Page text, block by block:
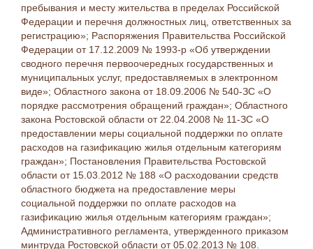
пребывания и месту жительства в пределах Российской
Федерации и перечня должностных лиц, ответственных за
регистрацию»; Распоряжения Правительства Российской
Федерации от 17.12.2009 № 1993-р «Об утверждении
сводного перечня первоочередных государственных и
муниципальных услуг, предоставляемых в электронном
виде»; Областного закона от 18.09.2006 № 540-ЗС «О
порядке рассмотрения обращений граждан»; Областного
закона Ростовской области от 22.04.2008 № 11-ЗС «О
предоставлении меры социальной поддержки по оплате
расходов на газификацию жилья отдельным категориям
граждан»; Постановления Правительства Ростовской
области от 15.03.2012 № 188 «О расходовании средств
областного бюджета на предоставление меры
социальной поддержки по оплате расходов на
газификацию жилья отдельным категориям граждан»;
Административного регламента, утвержденного приказом
минтруда Ростовской области от 05.02.2013 № 108.